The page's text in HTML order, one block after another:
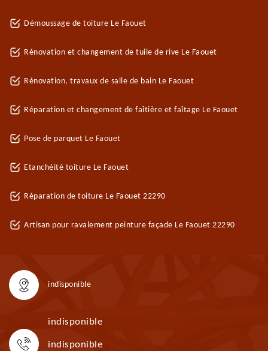
Démoussage de toiture Le Faouet
Rénovation et changement de tuile de rive Le Faouet
Rénovation, travaux de salle de bain Le Faouet
Réparation et changement de faîtière et faîtage Le Faouet
Pose de parquet Le Faouet
Etanchéité toiture Le Faouet
Réparation de toiture Le Faouet 22290
Artisan pour ravalement peinture façade Le Faouet 22290
indisponible
indisponible
indisponible